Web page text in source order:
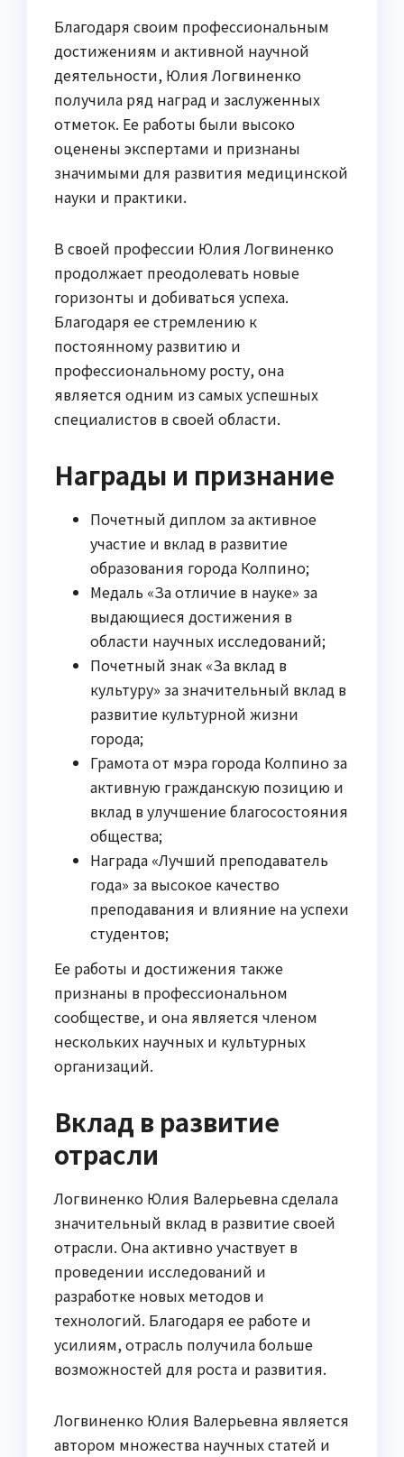
Благодаря своим профессиональным
достижениям и активной научной
деятельности, Юлия Логвиненко
получила ряд наград и заслуженных
отметок. Ее работы были высоко
оценены экспертами и признаны
значимыми для развития медицинской
науки и практики.
В своей профессии Юлия Логвиненко
продолжает преодолевать новые
горизонты и добиваться успеха.
Благодаря ее стремлению к
постоянному развитию и
профессиональному росту, она
является одним из самых успешных
специалистов в своей области.
Награды и признание
Почетный диплом за активное
участие и вклад в развитие
образования города Колпино;
Медаль «За отличие в науке» за
выдающиеся достижения в
области научных исследований;
Почетный знак «За вклад в
культуру» за значительный вклад в
развитие культурной жизни
города;
Грамота от мэра города Колпино за
активную гражданскую позицию и
вклад в улучшение благосостояния
общества;
Награда «Лучший преподаватель
года» за высокое качество
преподавания и влияние на успехи
студентов;
Ее работы и достижения также
признаны в профессиональном
сообществе, и она является членом
нескольких научных и культурных
организаций.
Вклад в развитие
отрасли
Логвиненко Юлия Валерьевна сделала
значительный вклад в развитие своей
отрасли. Она активно участвует в
проведении исследований и
разработке новых методов и
технологий. Благодаря ее работе и
усилиям, отрасль получила больше
возможностей для роста и развития.
Логвиненко Юлия Валерьевна является
автором множества научных статей и